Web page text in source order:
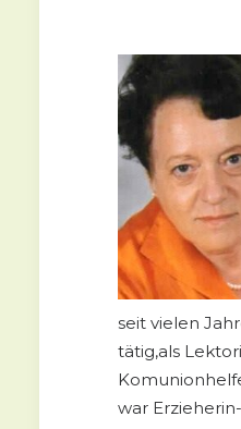
seit vielen
tätig,als
war